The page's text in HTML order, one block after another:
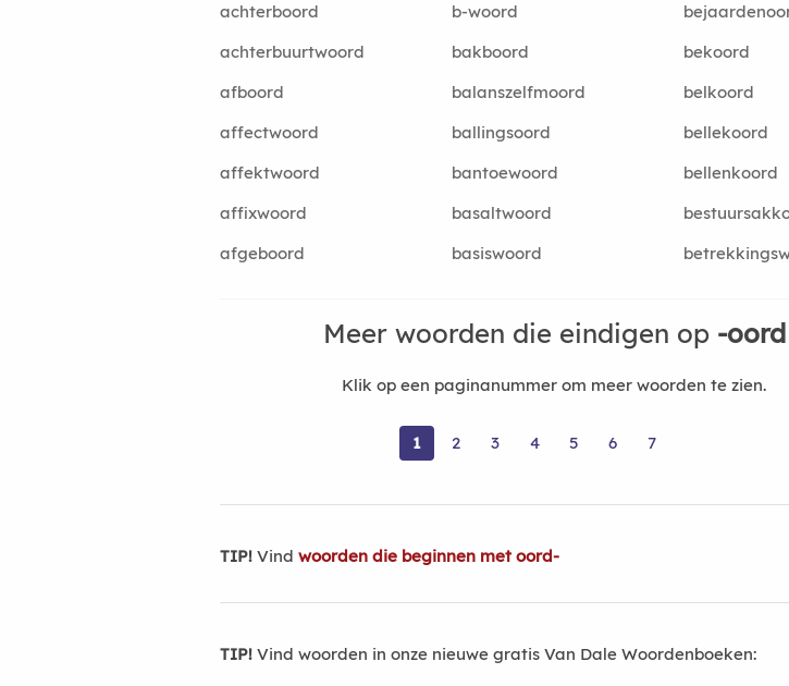
achterboord
b-woord
achterbuurtwoord
bakboord
bekoord
afboord
balanszelfmoord
belkoord
affectwoord
ballingsoord
bellekoord
affektwoord
bantoewoord
bellenkoord
affixwoord
basaltwoord
afgeboord
basiswoord
Meer woorden die eindigen op -oord
Klik op een paginanummer om meer woorden te zien.
1 2 3 4 5 6 7
TIP! Vind woorden die beginnen met oord-
TIP! Vind woorden in onze nieuwe gratis Van Dale Woordenboeken: